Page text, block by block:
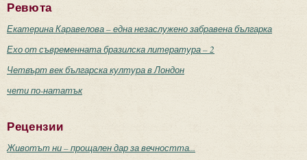
Ревюта
Екатерина Каравелова – една незаслужено забравена българка
Ехо от съвременната бразилска литература – 2
Четвърт век българска култура в Лондон
чети по-нататък
Рецензии
Животът ни – прощален дар за вечността...